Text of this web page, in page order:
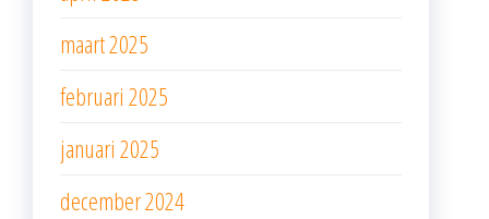
maart 2025
februari 2025
januari 2025
december 2024